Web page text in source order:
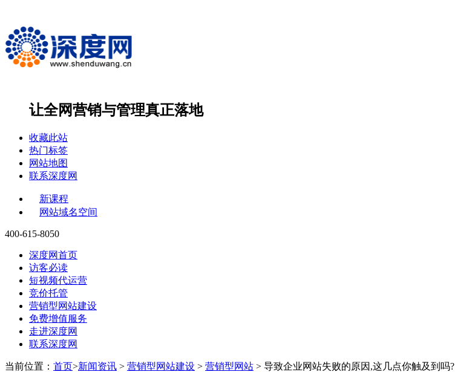
让全网营销与管理真正落地
收藏此站
热门标签
网站地图
联系深度网
新课程
网站域名空间
400-615-8050
深度网首页
访客必读
短视频代运营
竞价托管
营销型网站建设
免费增值服务
走进深度网
联系深度网
当前位置： 首页>新闻资讯 > 营销型网站建设 > 营销型网站 > 导致企业网站失败的原因,这几点你触及到吗?